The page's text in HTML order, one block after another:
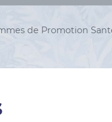
de Promotion